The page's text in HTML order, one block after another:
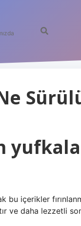
bu içerikler
ve daha lezzetli